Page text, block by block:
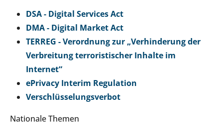
DSA - Digital Services Act
DMA - Digital Market Act
TERREG - Verordnung zur „Verhinderung der
Verbreitung terroristischer Inhalte im
Internet“
ePrivacy Interim Regulation
Verschlüsselungsverbot
Nationale Themen